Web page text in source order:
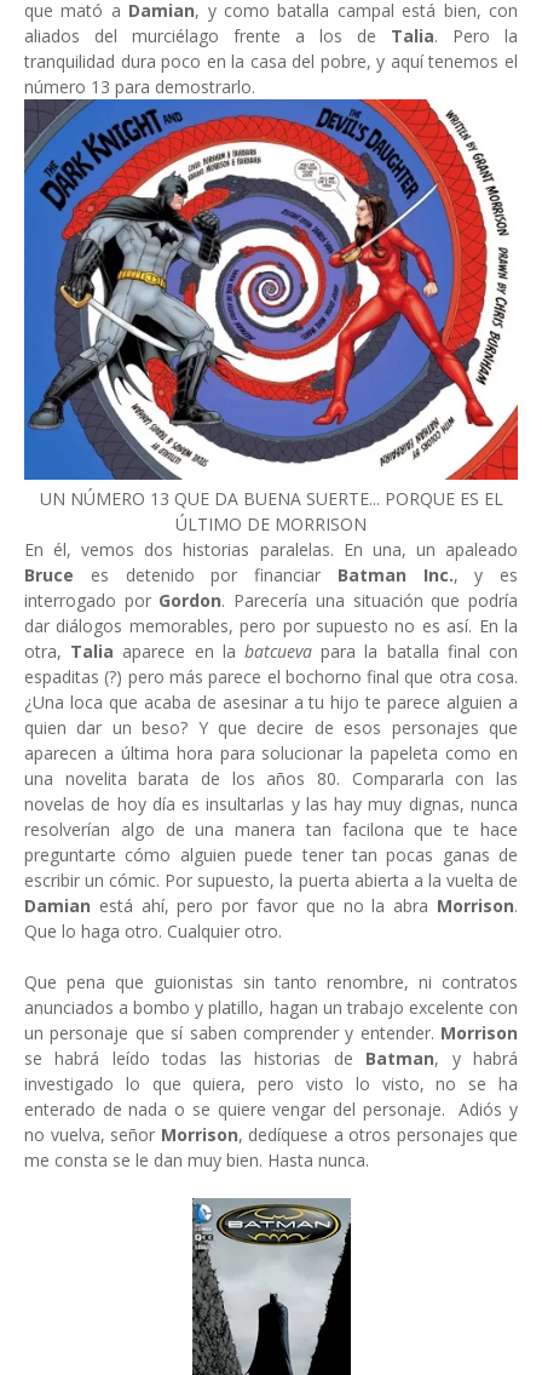
que mató a Damian, y como batalla campal está bien, con
aliados del murciélago frente a los de Talia. Pero la
tranquilidad dura poco en la casa del pobre, y aquí tenemos el
número 13 para demostrarlo.
UN NÚMERO 13 QUE DA BUENA SUERTE... PORQUE ES EL
ÚLTIMO DE MORRISON
En él, vemos dos historias paralelas. En una, un apaleado
Bruce es detenido por financiar Batman Inc., y es
interrogado porGordon. Parecería una situación que podría
dar diálogos memorables, pero por supuesto no es así. En la
otra, Talia aparece en labatcuevapara la batalla final con
espaditas (?) pero más parece el bochorno final que otra cosa.
¿Una loca que acaba de asesinar a tu hijo te parece alguien a
quien dar un beso? Y que decire de esos personajes que
aparecen a última hora para solucionar la papeleta como en
una novelita barata de los años 80. Compararla con las
novelas de hoy día es insultarlas y las hay muy dignas, nunca
resolverían algo de una manera tan facilona que te hace
preguntarte cómo alguien puede tener tan pocas ganas de
escribir un cómic. Por supuesto, la puerta abierta a la vuelta de
Damian está ahí, pero por favor que no la abra Morrison.
Que lo haga otro. Cualquier otro.
Que pena que guionistas sin tanto renombre, ni contratos
anunciados a bombo y platillo, hagan un trabajo excelente con
un personaje que sí saben comprender y entender. Morrison
se habrá leído todas las historias de Batman, y habrá
investigado lo que quiera, pero visto lo visto, no se ha
enterado de nada o se quiere vengar del personaje. Adiós y
no vuelva, señor Morrison, dedíquese a otros personajes que
me consta se le dan muy bien. Hasta nunca.